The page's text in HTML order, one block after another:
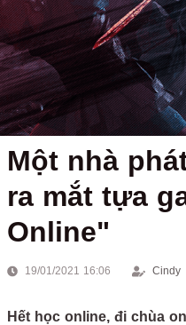
Một nhà
ra mắt tựa
Online"
19/01/2021 16:06 Cindy
Hết học online, đi chùa